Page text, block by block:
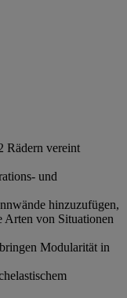
Rädern vereint
und
hinzuzufügen,
Arten von Situationen
Modularität in